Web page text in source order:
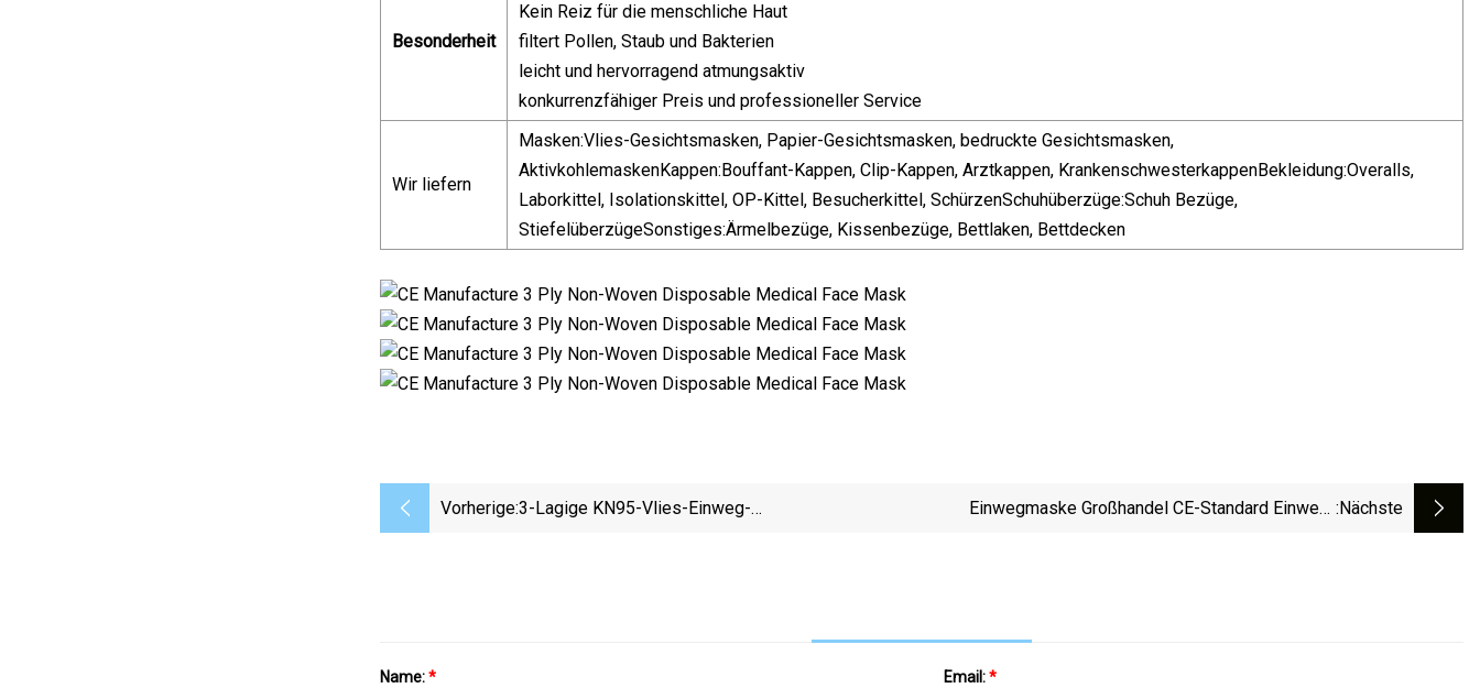
Besonderheit
Kein Reiz für die menschliche Haut
filtert Pollen, Staub und Bakterien
leicht und hervorragend atmungsaktiv
konkurrenzfähiger Preis und professioneller Service
Wir liefern
Masken:Vlies-Gesichtsmasken, Papier-Gesichtsmasken, bedruckte Gesichtsmasken,
AktivkohlemaskenKappen:Bouffant-Kappen, Clip-Kappen, Arztkappen, KrankenschwesterkappenBekleidung:Overalls,
Laborkittel, Isolationskittel, OP-Kittel, Besucherkittel, SchürzenSchuhüberzüge:Schuh Bezüge,
StiefelüberzügeSonstiges:Ärmelbezüge, Kissenbezüge, Bettlaken, Bettdecken
Vorherige:3-Lagige KN95-Vlies-Einweg-
Einwegmaske Großhandel CE-Standard Einweg- :nächste
Name:* Email:*